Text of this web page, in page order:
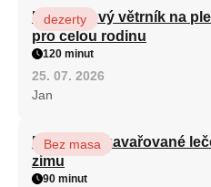
Karamelový větrník na
pro celou rodinu
dezerty
120 minut
25. 07. 2026
Jan
Babiččino zavařované
zimu
Bez masa
90 minut